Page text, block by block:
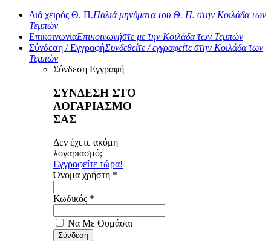
Διά χειρός Θ. Π.Παλιά μηνύματα του Θ. Π. στην Κοιλάδα των
Τεμπών
ΕπικοινωνίαΕπικοινωνήστε με την Κοιλάδα των Τεμπών
Σύνδεση / ΕγγραφήΣυνδεθείτε / εγγραφείτε στην Κοιλάδα των
Τεμπών
Σύνδεση Εγγραφή
ΣΥΝΔΕΣΗ ΣΤΟ
ΛΟΓΑΡΙΑΣΜΟ
ΣΑΣ
Δεν έχετε ακόμη
λογαριασμό;
Εγγραφείτε τώρα!
Όνομα χρήστη *
Κωδικός *
Να Με Θυμάσαι